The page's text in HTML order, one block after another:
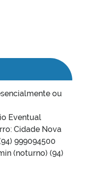
ou
Eventual
Cidade Nova
999094500
(noturno) (94)